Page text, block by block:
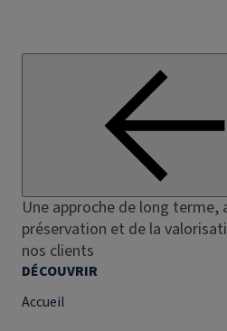
Une approche de long terme,
préservation et de la
nos clients
DÉCOUVRIR
Accueil